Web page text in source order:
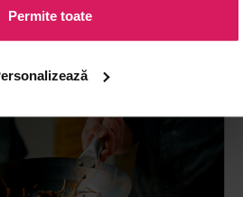
Permite toate